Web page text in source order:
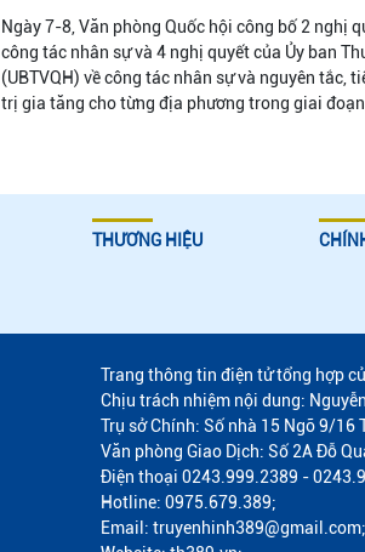
Ngày 7-8, Văn phòng Quốc hội công bố 2 nghị
công tác nhân sự và 4 nghị quyết của Ủy ban
(UBTVQH) về công tác nhân sự và nguyên tắc,
trị gia tăng cho từng địa phương trong giai
THƯƠNG HIỆU
Trang thông tin điện tử tổng hợp
Chịu trách nhiệm nội dung:
Trụ sở Chính: Số nhà 15 Ngõ 9/16
Văn phòng Giao Dịch: Số 2A Đỗ
Điện thoại 0243.999.2389 -
Hotline: 0975.679.389;
Email: truyenhinh389@gmail.com;